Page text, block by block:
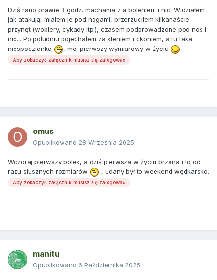
Dziś rano prawie 3 godz. machania z a boleniem i nic. Widziałem
jak atakują, miałem je pod nogami, przerzuciłem kilkanaście
przynęt (woblery, cykady itp.), czasem podprowadzone pod nos i
nic... Po południu pojechałem za kleniem i okoniem, a tu taka
niespodzianka
, mój pierwszy wymiarowy w życiu
Aby zobaczyć załącznik musisz się zalogować
omus
Opublikowano 28 Września 2025
Wczoraj pierwszy bolek, a dziś pierwsza w życiu brzana i to od
razu słusznych rozmiarów
, udany był to weekend wędkarsko.
Aby zobaczyć załącznik musisz się zalogować
manitu
Opublikowano 6 Października 2025